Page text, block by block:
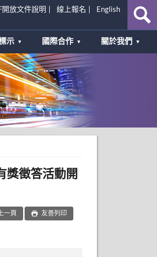
開放文件說明 線上報名 English
示 國際合作 關於我們
獎徵答活動開
一頁 友善列印